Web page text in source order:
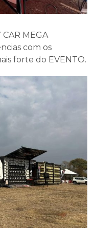
MEGA
com os
forte do EVENTO.